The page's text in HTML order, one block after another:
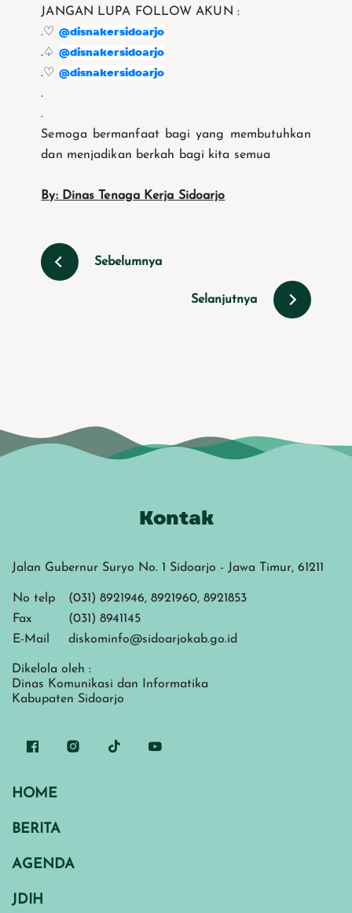
JANGAN LUPA FOLLOW AKUN :
.♡ @disnakersidoarjo
.♤ @disnakersidoarjo
.♡ @disnakersidoarjo
.
.
Semoga bermanfaat bagi yang membutuhkan
dan menjadikan berkah bagi kita semua
By: Dinas Tenaga Kerja Sidoarjo
Sebelumnya
Selanjutnya
Kontak
Jalan Gubernur Suryo No. 1 Sidoarjo - Jawa Timur, 61211
No telp
(031) 8921946, 8921960, 8921853
Fax
(031) 8941145
E-Mail
diskominfo@sidoarjokab.go.id
Dikelola oleh :
Dinas Komunikasi dan Informatika
Kabupaten Sidoarjo
HOME
BERITA
AGENDA
JDIH